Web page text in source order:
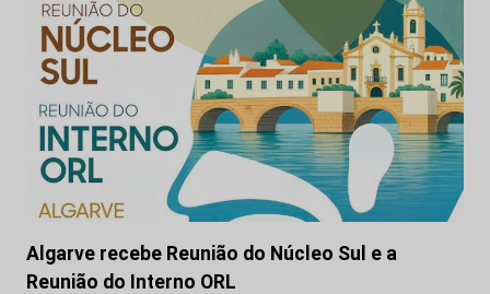
Algarve recebe Reunião do Núcleo Sul e a
Reunião do Interno ORL